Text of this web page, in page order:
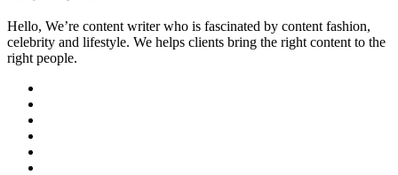
Hello, We’re content writer who is fascinated by content fashion,
celebrity and lifestyle. We helps clients bring the right content to the
right people.